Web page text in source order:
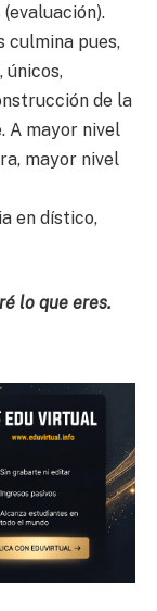
pues,
únicos,
de la
A mayor nivel
mayor nivel
en dístico,
lo que eres.